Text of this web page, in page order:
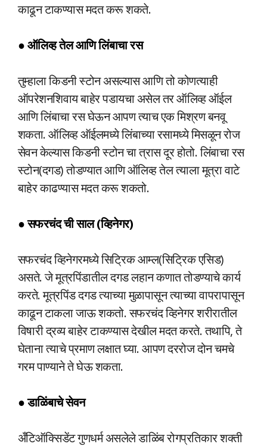
काढून टाकण्यास मदत करू शकते.
● ऑलिव्ह तेल आणि लिंबाचा रस
तुम्हाला किडनी स्टोन असल्यास आणि तो कोणत्याही
ऑपरेशनशिवाय बाहेर पडायचा असेल तर ऑलिव्ह ऑईल
आणि लिंबाचा रस घेऊन आपण त्याच एक मिश्रण बनवू
शकता. ऑलिव्ह ऑईलमध्ये लिंबाच्या रसामध्ये मिसळून रोज
सेवन केल्यास किडनी स्टोन चा त्रास दूर होतो. लिंबाचा रस
स्टोन(दगड) तोडण्यात आणि ऑलिव्ह तेल त्याला मूत्रा वाटे
बाहेर काढण्यास मदत करू शकतो.
● सफरचंद ची साल (व्हिनेगर)
सफरचंद व्हिनेगरमध्ये सिट्रिक आम्ल(सिट्रिक एसिड)
असते. जे मूत्रपिंडातील दगड लहान कणात तोडण्याचे कार्य
करते. मूत्रपिंड दगड त्याच्या मुळापासून त्याच्या वापरापासून
काढून टाकला जाऊ शकतो. सफरचंद व्हिनेगर शरीरातील
विषारी द्रव्य बाहेर टाकण्यास देखील मदत करते. तथापि, ते
घेताना त्याचे प्रमाण लक्षात घ्या. आपण दररोज दोन चमचे
गरम पाण्याने ते घेऊ शकता.
● डाळिंबाचे सेवन
अँटिऑक्सिडेंट गुणधर्म असलेले डाळिंब रोगप्रतिकार शक्ती